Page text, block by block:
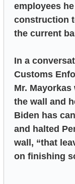
employees
construction
the current
In a
Customs
Mr.
the wall and
Biden has
and halted
wall, “that
on finishing